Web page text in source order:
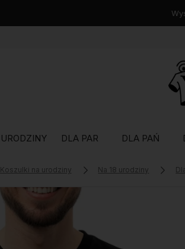
URODZINY DLA PAR DLA PAŃ
Koszulki na urodziny Na 18 urodziny